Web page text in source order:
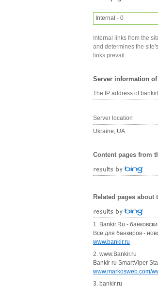
Internal - 0
Internal links from the
and determines the
links prevail.
Server information
The IP address of
Server location
Ukraine, UA
Content pages from
Related pages about
1. Bankir.Ru -
Все для банкиров -
www.bankir.ru
2. www.Bankir.ru
Bankir ru SmartViper
www.markosweb.com/
3. bankir.ru